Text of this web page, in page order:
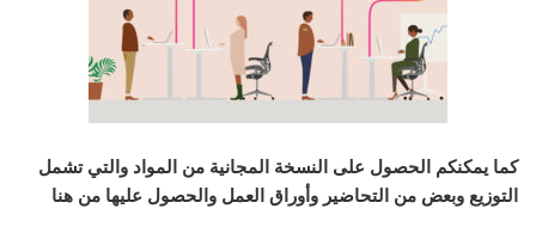
كما يمكنكم الحصول على النسخة المجانية من المواد والتي تشمل
التوزيع وبعض من التحاضير وأوراق العمل والحصول عليها من هنا